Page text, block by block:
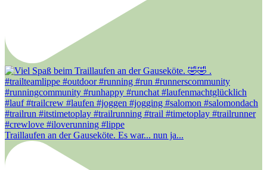
Traillaufen an der Gauseköte. Es war... nun ja...